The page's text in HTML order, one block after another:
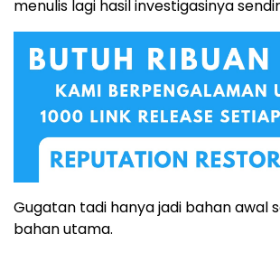
menulis lagi hasil investigasinya
Gugatan tadi hanya jadi bahan awal
bahan utama.